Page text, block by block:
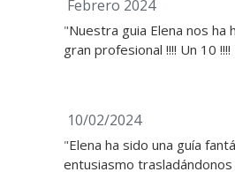
Febrero 2024
"Nuestra guia Elena nos
gran profesional !!!! Un 10
10/02/2024
"Elena ha sido una guía
entusiasmo